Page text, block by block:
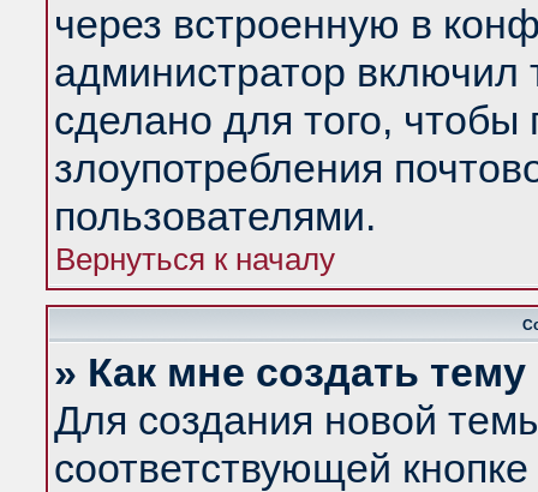
через встроенную в
администратор
сделано для того, чтобы
злоупотребления
пользователями.
Вернуться к началу
» Как мне создать
Для создания новой
соответствующей